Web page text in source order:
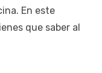
En este
que saber al